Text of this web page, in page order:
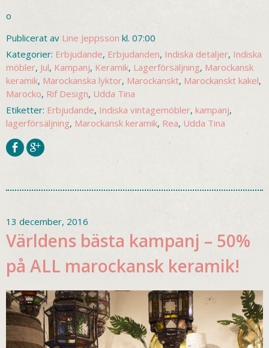
o
Publicerat av Line Jeppsson kl. 07:00
Kategorier: Erbjudande, Erbjudanden, Indiska detaljer, Indiska
möbler, Jul, Kampanj, Keramik, Lagerförsäljning, Marockansk
keramik, Marockanska lyktor, Marockanskt, Marockanskt kakel,
Marocko, Rif Design, Udda Tina
Etiketter: Erbjudande, Indiska vintagemöbler, kampanj,
lagerförsäljning, Marockansk keramik, Rea, Udda Tina
13 december, 2016
Världens bästa kampanj – 50%
på ALL marockansk keramik!